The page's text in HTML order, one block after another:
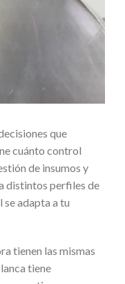
que
cuánto control
de insumos y
distintos perfiles de
adapta a tu
tienen las mismas
tiene